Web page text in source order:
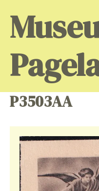
content
P3503AA